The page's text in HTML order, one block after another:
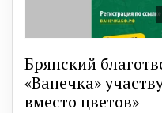
Брянский
«Ванечка»
вместо цветов»